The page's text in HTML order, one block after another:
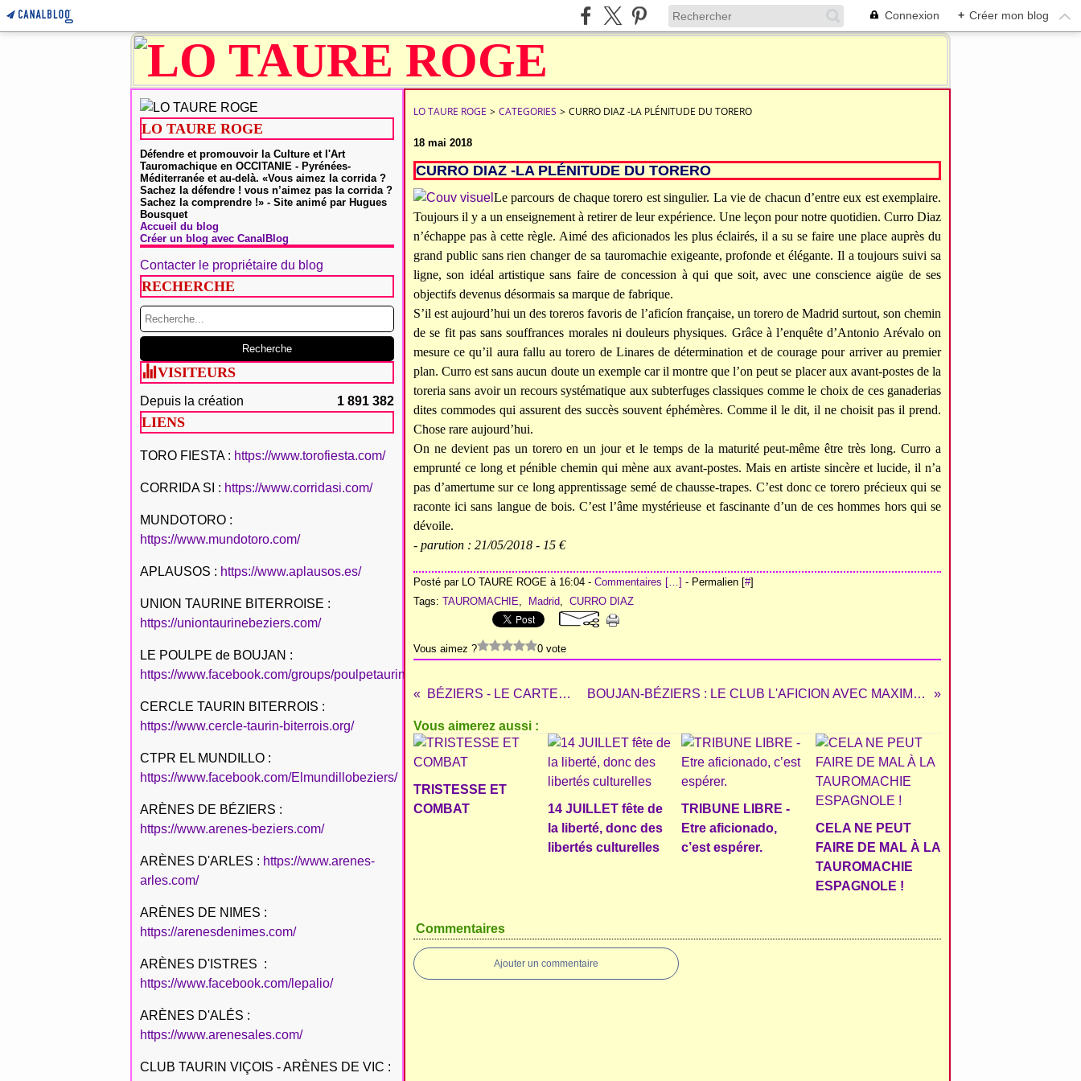
Connexion + Créer mon blog
LO TAURE ROGE
Défendre et promouvoir la Culture et l'Art
Tauromachique en OCCITANIE - Pyrénées-
Méditerranée et au-delà. «Vous aimez la corrida ?
Sachez la défendre ! vous n’aimez pas la corrida ?
Sachez la comprendre !» - Site animé par Hugues
Bousquet
Accueil du blog
Créer un blog avec CanalBlog
Contacter le propriétaire du blog
RECHERCHE
VISITEURS
Depuis la création 1 891 382
LIENS
TORO FIESTA : https://www.torofiesta.com/
CORRIDA SI : https://www.corridasi.com/
MUNDOTORO :
https://www.mundotoro.com/
APLAUSOS : https://www.aplausos.es/
UNION TAURINE BITERROISE :
https://uniontaurinebeziers.com/
LE POULPE de BOUJAN :
https://www.facebook.com/groups/poulpetaurinboujan/
CERCLE TAURIN BITERROIS :
https://www.cercle-taurin-biterrois.org/
CTPR EL MUNDILLO :
https://www.facebook.com/Elmundillobeziers/
ARÈNES DE BÉZIERS :
https://www.arenes-beziers.com/
ARÈNES D'ARLES : https://www.arenes-
arles.com/
ARÈNES DE NIMES :
https://arenesdenimes.com/
ARÈNES D'ISTRES :
https://www.facebook.com/lepalio/
ARÈNES D'ALÉS :
https://www.arenesales.com/
CLUB TAURIN VIÇOIS - ARÈNES DE VIC :
LO TAURE ROGE > CATEGORIES > CURRO DIAZ -LA PLÉNITUDE DU TORERO
18 mai 2018
CURRO DIAZ -LA PLÉNITUDE DU TORERO
Le parcours de chaque torero est singulier. La vie de chacun d’entre eux est exemplaire.
Toujours il y a un enseignement à retirer de leur expérience. Une leçon pour notre quotidien. Curro Diaz
n’échappe pas à cette règle. Aimé des aficionados les plus éclairés, il a su se faire une place auprès du
grand public sans rien changer de sa tauromachie exigeante, profonde et élégante. Il a toujours suivi sa
ligne, son idéal artistique sans faire de concession à qui que soit, avec une conscience aigüe de ses
objectifs devenus désormais sa marque de fabrique.
S’il est aujourd’hui un des toreros favoris de l’aficíon française, un torero de Madrid surtout, son chemin
de se fit pas sans souffrances morales ni douleurs physiques. Grâce à l’enquête d’Antonio Arévalo on
mesure ce qu’il aura fallu au torero de Linares de détermination et de courage pour arriver au premier
plan. Curro est sans aucun doute un exemple car il montre que l’on peut se placer aux avant-postes de la
toreria sans avoir un recours systématique aux subterfuges classiques comme le choix de ces ganaderias
dites commodes qui assurent des succès souvent éphémères. Comme il le dit, il ne choisit pas il prend.
Chose rare aujourd’hui.
On ne devient pas un torero en un jour et le temps de la maturité peut-même être très long. Curro a
emprunté ce long et pénible chemin qui mène aux avant-postes. Mais en artiste sincère et lucide, il n’a
pas d’amertume sur ce long apprentissage semé de chausse-trapes. C’est donc ce torero précieux qui se
raconte ici sans langue de bois. C’est l’âme mystérieuse et fascinante d’un de ces hommes hors qui se
dévoile.
- parution : 21/05/2018 - 15 €
Posté par LO TAURE ROGE à 16:04 - Commentaires […] - Permalien [#]
Tags: TAUROMACHIE, Madrid, CURRO DIAZ
Vous aimez ? 0 vote
BÉZIERS - LE CARTEL 2018 BOUJAN-BÉZIERS : LE CLUB L'AFICION AVEC MAXIME SOLERA
Vous aimerez aussi :
TRISTESSE ET
COMBAT
14 JUILLET fête de
la liberté, donc des
libertés culturelles
TRIBUNE LIBRE -
Etre aficionado,
c’est espérer.
CELA NE PEUT
FAIRE DE MAL À LA
TAUROMACHIE
ESPAGNOLE !
Commentaires
Ajouter un commentaire